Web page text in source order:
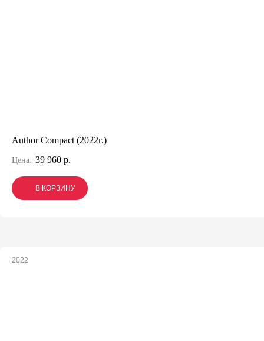
Author Compact (2022г.)
Цена: 39 960 р.
В КОРЗИНУ
В КОРЗИНУ
В КОРЗИНУ
2022